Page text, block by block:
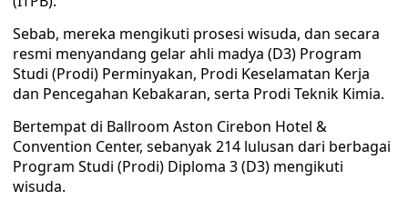
Sebab, mereka mengikuti prosesi wisuda, dan secara
resmi menyandang gelar ahli madya (D3) Program
Studi (Prodi) Perminyakan, Prodi Keselamatan Kerja
dan Pencegahan Kebakaran, serta Prodi Teknik Kimia.
Bertempat di Ballroom Aston Cirebon Hotel &
Convention Center, sebanyak 214 lulusan dari berbagai
Program Studi (Prodi) Diploma 3 (D3) mengikuti
wisuda.